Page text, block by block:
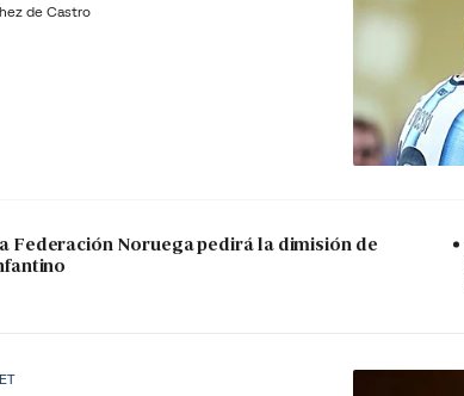
de Castro
Federación Noruega pedirá la dimisión de